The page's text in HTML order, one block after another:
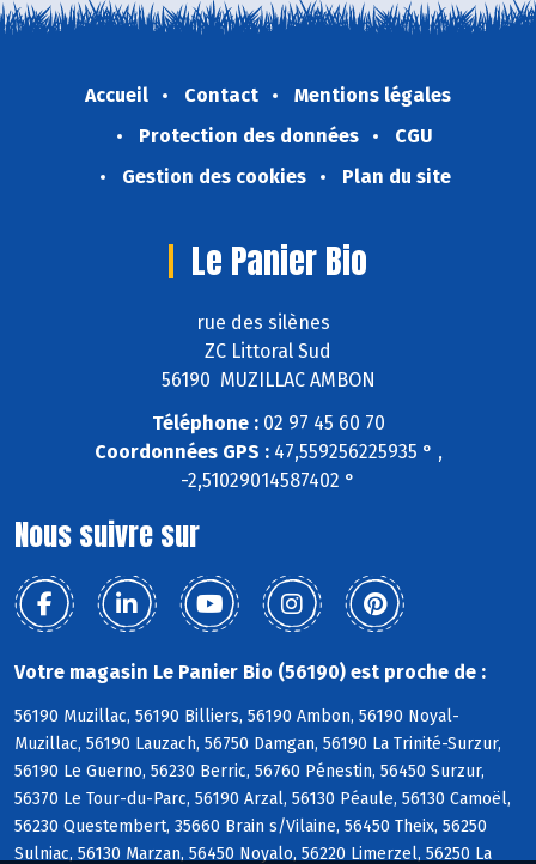
Accueil Contact
Mentions légales
Protection des données
CGU
Gestion des cookies
Plan du site
Le Panier Bio
rue des silènes
ZC Littoral Sud
56190 MUZILLAC AMBON
Téléphone :02 97 45 60 70
Coordonnées GPS :47,559256225935 ° ,
-2,51029014587402 °
Nous suivre sur
Votre magasin Le Panier Bio (56190) est proche de :
56190 Muzillac, 56190 Billiers, 56190 Ambon, 56190 Noyal-
Muzillac, 56190 Lauzach, 56750 Damgan, 56190 La Trinité-Surzur,
56190 Le Guerno, 56230 Berric, 56760 Pénestin, 56450 Surzur,
56370 Le Tour-du-Parc, 56190 Arzal, 56130 Péaule, 56130 Camoël,
56230 Questembert, 35660 Brain s/Vilaine, 56450 Theix, 56250
Sulniac, 56130 Marzan, 56450 Noyalo, 56220 Limerzel, 56250 La